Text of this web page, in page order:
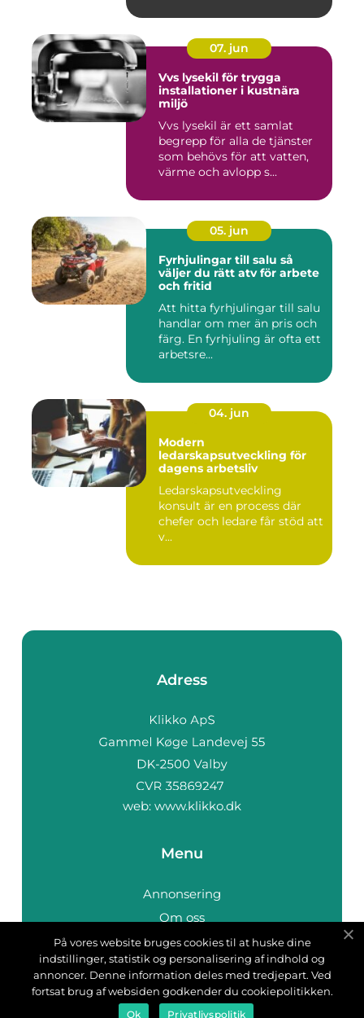
07. jun
Vvs lysekil för trygga
installationer i kustnära
miljö
Vvs lysekil är ett samlat
begrepp för alla de tjänster
som behövs för att vatten,
värme och avlopp s...
05. jun
Fyrhjulingar till salu så
väljer du rätt atv för arbete
och fritid
Att hitta fyrhjulingar till salu
handlar om mer än pris och
färg. En fyrhjuling är ofta ett
arbetsre...
04. jun
Modern
ledarskapsutveckling för
dagens arbetsliv
Ledarskapsutveckling
konsult är en process där
chefer och ledare får stöd att
v...
Adress
web: www.klikko.dk
Menu
Annonsering
Om oss
Cookies
Kontakta oss
Sitemap
På vores website bruges cookies til at huske dine
indstillinger, statistik og personalisering af indhold og
annoncer. Denne information deles med tredjepart. Ved
fortsat brug af websiden godkender du cookiepolitikken.
Ok Privatlivspolitik